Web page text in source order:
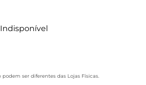
Indisponível
podem ser diferentes das Lojas Físicas.